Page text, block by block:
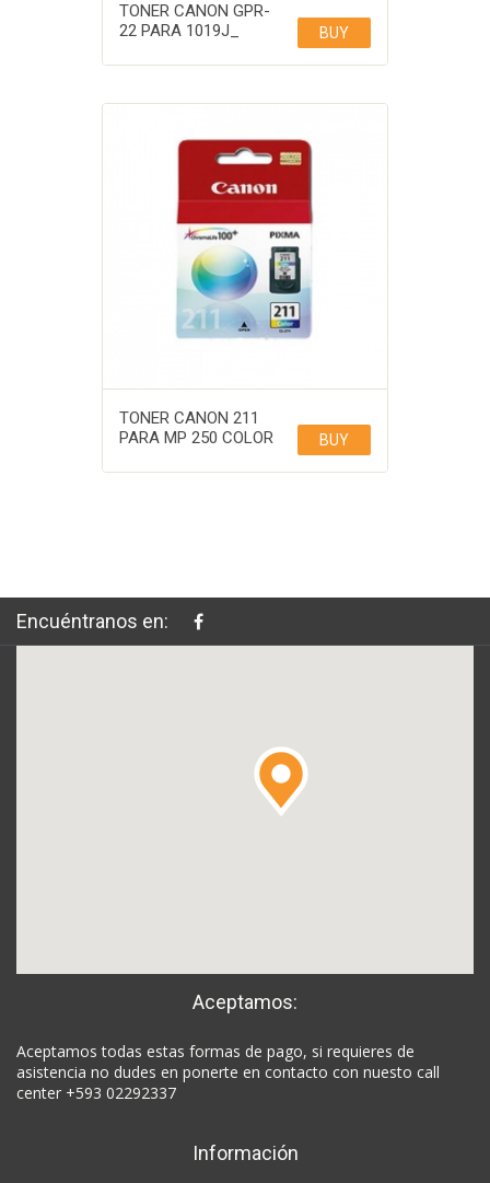
TONER CANON GPR-
22 PARA 1019J_
BUY
TONER CANON 211
PARA MP 250 COLOR
BUY
Encuéntranos en:
Aceptamos:
Aceptamos todas estas formas de pago, si requieres de
asistencia no dudes en ponerte en contacto con nuesto call
center +593 02292337
Información